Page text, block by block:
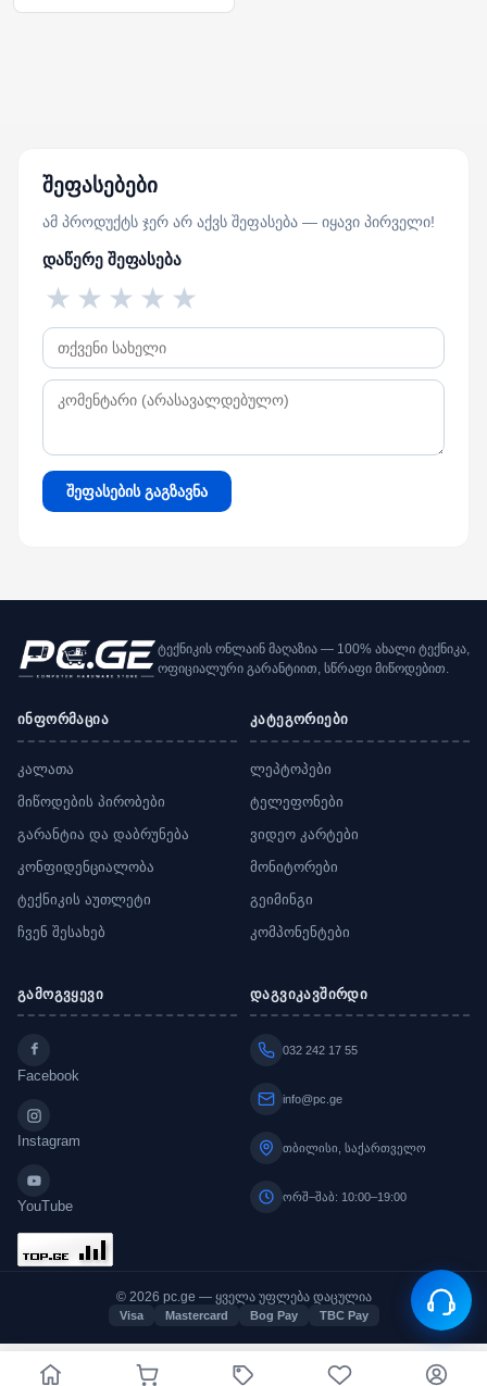
შეფასებები
ამ პროდუქტს ჯერ არ აქვს შეფასება — იყავი პირველი!
დაწერე შეფასება
★
★
★
★
★
შეფასების გაგზავნა
ტექნიკის ონლაინ მაღაზია — 100% ახალი ტექნიკა,
ოფიციალური გარანტიით, სწრაფი მიწოდებით.
ინფორმაცია
კალათა
მიწოდების პირობები
გარანტია და დაბრუნება
კონფიდენციალობა
ტექნიკის აუთლეტი
ჩვენ შესახებ
კატეგორიები
ლეპტოპები
ტელეფონები
ვიდეო კარტები
მონიტორები
გეიმინგი
კომპონენტები
გამოგვყევი
Facebook
Instagram
YouTube
დაგვიკავშირდი
032 242 17 55
info@pc.ge
თბილისი, საქართველო
ორშ–შაბ: 10:00–19:00
© 2026 pc.ge — ყველა უფლება დაცულია
Visa Mastercard Bog Pay TBC Pay